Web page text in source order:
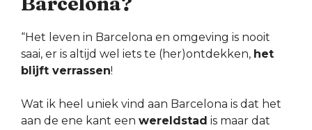
“Het leven in Barcelona en omgeving is nooit
saai, er is altijd wel iets te (her)ontdekken, het
blijft verrassen!
Wat ik heel uniek vind aan Barcelona is dat het
aan de ene kant een wereldstad is maar dat